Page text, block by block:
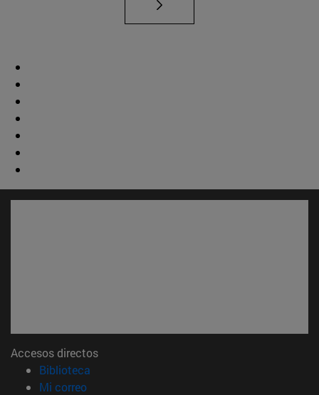
Accesos directos
Biblioteca
Mi correo(abre en nueva ventana)